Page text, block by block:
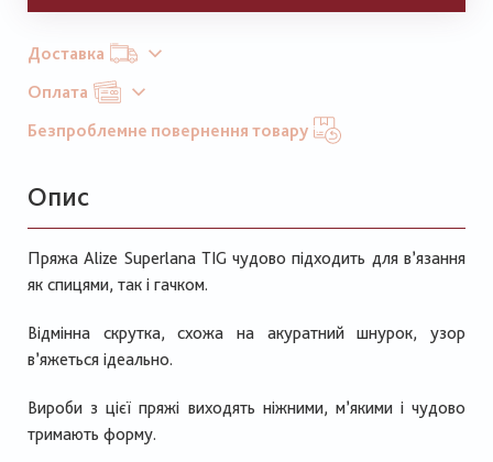
Доставка
Оплата
Безпроблемне повернення товару
Опис
Пряжа Alize Superlana TIG чудово підходить для в’язання
як спицями, так і гачком.
Відмінна скрутка, схожа на акуратний шнурок, узор
в’яжеться ідеально.
Вироби з цієї пряжі виходять ніжними, м’якими і чудово
тримають форму.